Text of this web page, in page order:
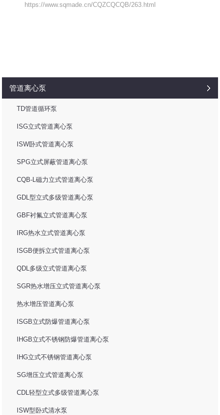
https://www.sqmade.cn/CQZCQCQB/263.html
管道离心泵
TD管道循环泵
ISG立式管道离心泵
ISW卧式管道离心泵
SPG立式屏蔽管道离心泵
CQB-L磁力立式管道离心泵
GDL型立式多级管道离心泵
GBF衬氟立式管道离心泵
IRG热水立式管道离心泵
ISGB便拆立式管道离心泵
QDL多级立式管道离心泵
SGR热水增压立式管道离心泵
热水增压管道离心泵
ISGB立式防爆管道离心泵
IHGB立式不锈钢防爆管道离心泵
IHG立式不锈钢管道离心泵
SG增压立式管道离心泵
CDL轻型立式多级管道离心泵
ISW型卧式清水泵